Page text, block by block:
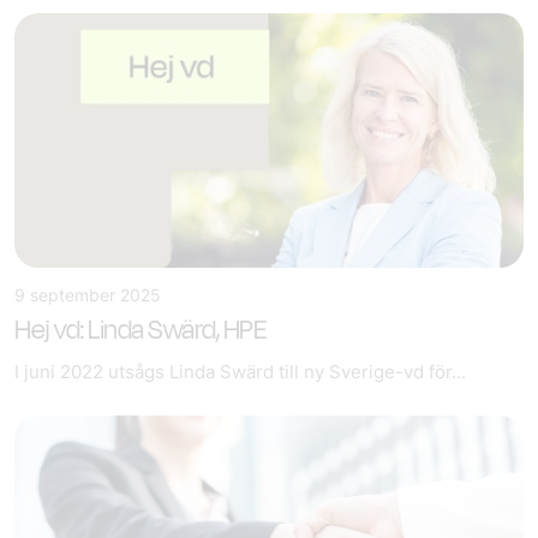
9 september 2025
Hej vd: Linda Swärd, HPE
I juni 2022 utsågs Linda Swärd till ny Sverige-vd för...